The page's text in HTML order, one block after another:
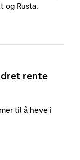
og Rusta.
rente
til å heve i